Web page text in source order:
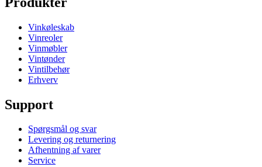
Vinkøleskab
Vinreoler
Vinmøbler
Vintønder
Vintilbehør
Erhverv
Support
Spørgsmål og svar
Levering og returnering
Afhentning af varer
Service